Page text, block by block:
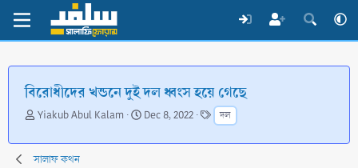
বিরোধীদের খন্ডনে দুই দল ধ্বংস হয়ে গেছে
T
r
e
Yiakub Abul Kalam
S
a
Dec 8, 2022
T
a
g
দল
সালাফ কথন